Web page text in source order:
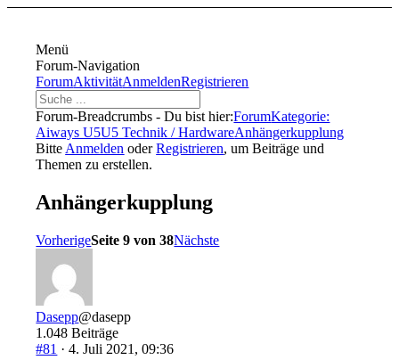
Menü
Forum-Navigation
ForumAktivitätAnmeldenRegistrieren
Forum-Breadcrumbs - Du bist hier:ForumKategorie:
Aiways U5U5 Technik / HardwareAnhängerkupplung
Bitte Anmelden oderRegistrieren, um Beiträge und
Themen zu erstellen.
Anhängerkupplung
VorherigeSeite 9 von 38Nächste
Dasepp@dasepp
1.048 Beiträge
#81 · 4. Juli 2021, 09:36